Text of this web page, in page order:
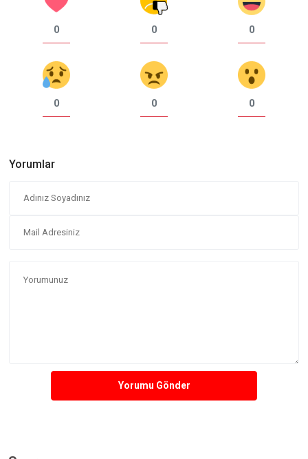
0 0 0
0 0 0
Yorumlar
Yorumu Gönder